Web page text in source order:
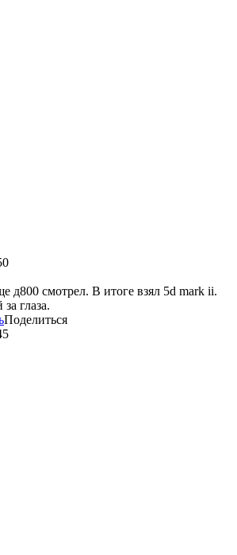
д800 смотрел. В итоге взял 5d mark ii.
глаза.
Поделиться